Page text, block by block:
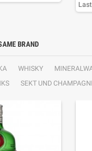
BRAND
WHISKY
SEKT UND